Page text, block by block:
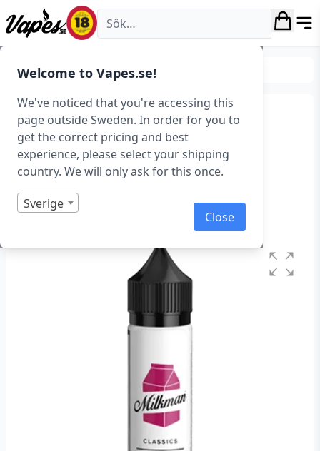
Welcome to Vapes.se!
We've noticed that you're accessing this
page outside Sweden. In order for you to
get the correct pricing and best
experience, please select your shipping
country. We will only ask for this once.
Sverige
Close
Vapes.se
E-juice Smaker Bakverk & Desserter
The Milkman Classics –
Crumbleberry (50 ml,
Shortfill)
Art.nr: 39244
Slut i lager